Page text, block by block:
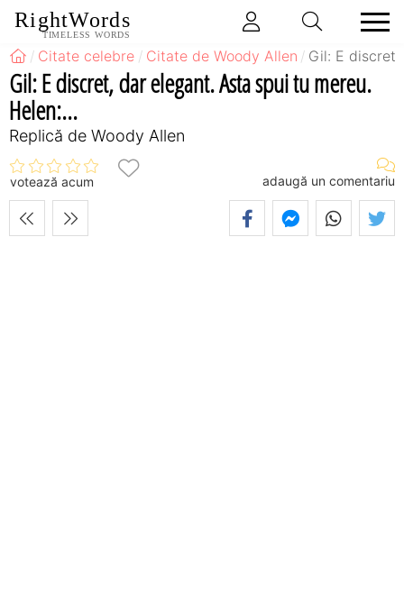
RightWords
TIMELESS WORDS
Citate celebre Citate de Woody Allen Gil: E
Gil: E discret, dar elegant. Asta spui tu mereu.
Helen:...
Replică de Woody Allen
votează acum adaugă un comentariu